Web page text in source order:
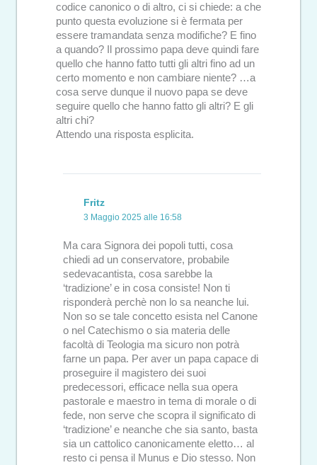
codice canonico o di altro, ci si chiede: a che
punto questa evoluzione si è fermata per
essere tramandata senza modifiche? E fino
a quando? Il prossimo papa deve quindi fare
quello che hanno fatto tutti gli altri fino ad un
certo momento e non cambiare niente? …a
cosa serve dunque il nuovo papa se deve
seguire quello che hanno fatto gli altri? E gli
altri chi?
Attendo una risposta esplicita.
Fritz
3 Maggio 2025 alle 16:58
Ma cara Signora dei popoli tutti, cosa
chiedi ad un conservatore, probabile
sedevacantista, cosa sarebbe la
‘tradizione’ e in cosa consiste! Non ti
risponderà perchè non lo sa neanche lui.
Non so se tale concetto esista nel Canone
o nel Catechismo o sia materia delle
facoltà di Teologia ma sicuro non potrà
farne un papa. Per aver un papa capace di
proseguire il magistero dei suoi
predecessori, efficace nella sua opera
pastorale e maestro in tema di morale o di
fede, non serve che scopra il significato di
‘tradizione’ e neanche che sia santo, basta
sia un cattolico canonicamente eletto… al
resto ci pensa il Munus e Dio stesso. Non